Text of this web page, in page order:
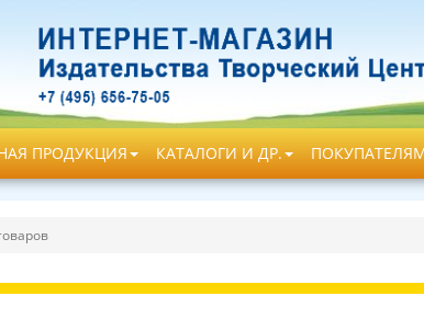
ПРОДУКЦИЯ КАТАЛОГИ И ДР.